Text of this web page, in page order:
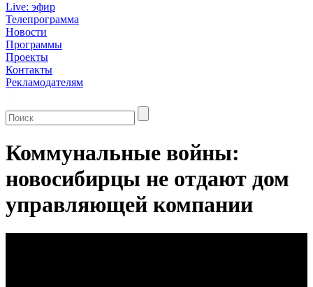
Live: эфир
Телепрограмма
Новости
Программы
Проекты
Контакты
Рекламодателям
Коммунальные войны:
новосибирцы не отдают дом
управляющей компании